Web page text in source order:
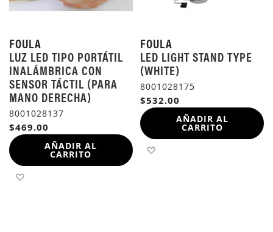
FOULA
LUZ LED TIPO PORTÁTIL
INALÁMBRICA CON
SENSOR TÁCTIL (PARA
MANO DERECHA)
8001028137
$469.00
AÑADIR AL
CARRITO
FOULA
LED LIGHT STAND TYPE
(WHITE)
8001028175
$532.00
AÑADIR AL
CARRITO